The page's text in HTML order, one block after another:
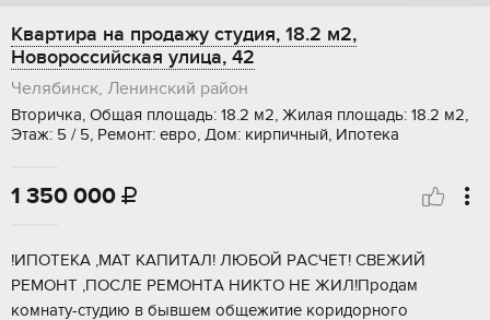
Квартира на продажу студия, 18.2 м2,
Новороссийская улица, 42
Челябинск, Ленинский район
Вторичка, Общая площадь: 18.2 м2, Жилая площадь: 18.2 м2,
Этаж: 5 / 5, Ремонт: евро, Дом: кирпичный, Ипотека
1 350 000 
!ИПOТЕKА ,MAT КАПИТАЛ! ЛЮБOЙ РAСЧET! CBEЖИЙ
PEМOHT ,ПOCЛЕ РЕМOHТA HИКTO НЕ ЖИЛ!Пpoдaм
комнату-cтудию в бывшем oбщежитиe коpидорного